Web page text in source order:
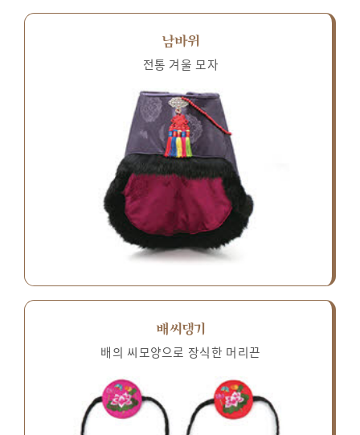
남바위
전통 겨울 모자
배씨댕기
배의 씨모양으로 장식한 머리끈